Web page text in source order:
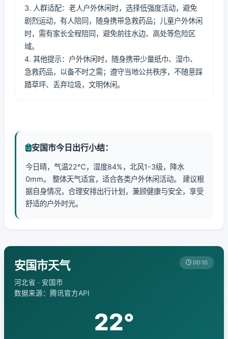
3. 人群适配：老人户外休闲时，选择低强度活动，避免
剧烈运动，有人陪同，随身携带急救药品；儿童户外休闲
时，需有家长全程陪同，避免前往水边、高处等危险区
域。
4. 其他提示：户外休闲时，随身携带少量纸巾、湿巾、
急救药品，以备不时之需；遵守当地公共秩序，不随意踩
踏草坪、丢弃垃圾，文明休闲。
安国市今日出行小结：
今日晴，气温22℃，湿度84%，北风1-3级，降水
0mm。 整体天气适宜，适合各类户外休闲活动。 建议根
据自身情况，合理安排出行计划，兼顾健康与安全，享受
舒适的户外时光。
安国市天气
河北省 · 安国市
数据来源：腾讯官方API
00:10
22°